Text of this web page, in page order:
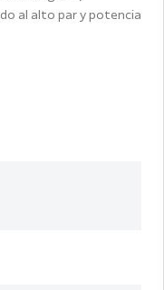
al alto par y potencia